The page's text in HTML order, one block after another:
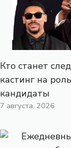
Кто станет
кастинг на
кандидаты
7 августа, 2026